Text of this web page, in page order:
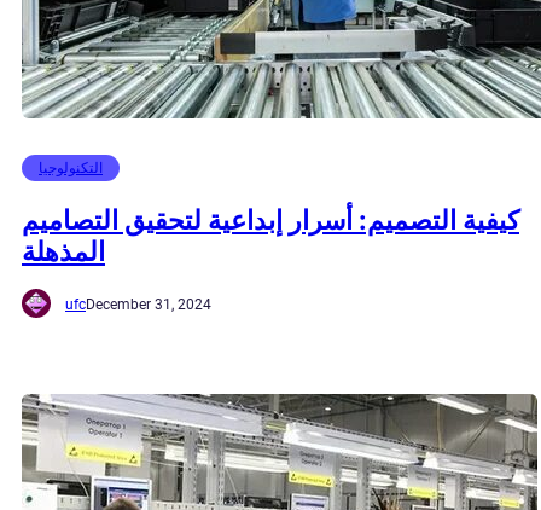
التكنولوجيا
كيفية التصميم: أسرار إبداعية لتحقيق التصاميم
المذهلة
ufcDecember 31, 2024